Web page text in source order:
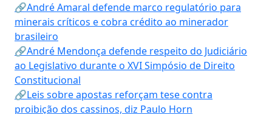
🔗André Amaral defende marco regulatório para
minerais críticos e cobra crédito ao minerador
brasileiro
🔗André Mendonça defende respeito do Judiciário
ao Legislativo durante o XVI Simpósio de Direito
Constitucional
🔗Leis sobre apostas reforçam tese contra
proibição dos cassinos, diz Paulo Horn